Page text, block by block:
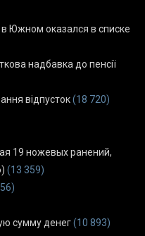
в Южном оказался в списке
надбавка до пенсії
відпусток(18 720)
19 ножевых ранений,
(13 359)
сумму денег(10 893)